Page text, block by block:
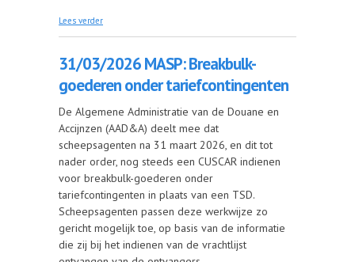
Lees verder
31/03/2026 MASP: Breakbulk-
goederen onder tariefcontingenten
De Algemene Administratie van de Douane en
Accijnzen (AAD&A) deelt mee dat
scheepsagenten na 31 maart 2026, en dit tot
nader order, nog steeds een CUSCAR indienen
voor breakbulk-goederen onder
tariefcontingenten in plaats van een TSD.
Scheepsagenten passen deze werkwijze zo
gericht mogelijk toe, op basis van de informatie
die zij bij het indienen van de vrachtlijst